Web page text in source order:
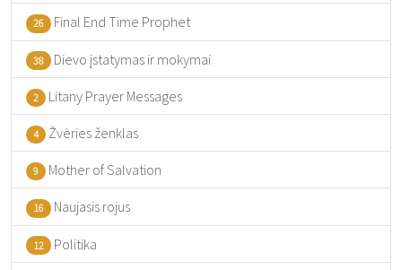
26 Final End Time Prophet
38 Dievo įstatymas ir mokymai
2 Litany Prayer Messages
4 Žvėries ženklas
9 Mother of Salvation
16 Naujasis rojus
12 Politika